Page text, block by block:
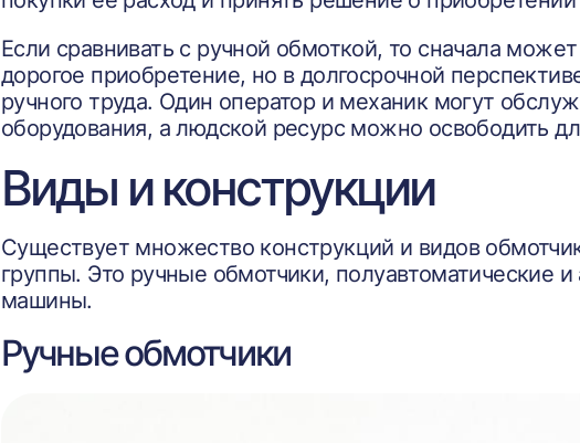
Если сравнивать с ручной обмоткой, то сначала
дорогое приобретение, но в долгосрочной
ручного труда. Один оператор и механик могут
оборудования, а людской ресурс можно освободить
Виды и конструкции
Существует множество конструкций и видов
группы. Это ручные обмотчики, полуавтоматические
машины.
Ручные обмотчики